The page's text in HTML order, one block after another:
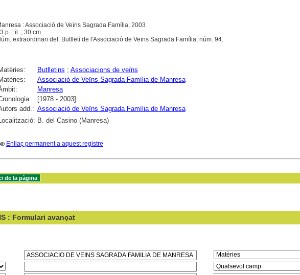
: Associació de Veïns Sagrada Família, 2003
p. : il. ; 30 cm
extraordinari del: Butlletí de l'Associació de Veïns Sagrada Família, núm. 94.
Butlletins ; Associacions de veïns
Associació de Veïns Sagrada Família de Manresa
Manresa
[1978 - 2003]
add.: Associació de Veïns Sagrada Família de Manresa
Localització: B. del Casino (Manresa)
Enllaç permanent a aquest registre
: Formulari avançat